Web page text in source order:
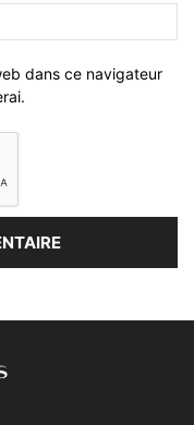
dans ce navigateur